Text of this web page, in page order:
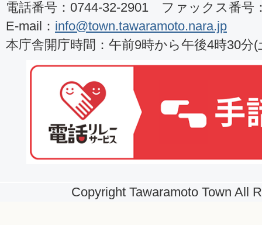
電話番号：0744-32-2901 ファックス番号
E-mail： info@town.tawaramoto.nara.jp
本庁舎開庁時間：午前9時から午後4時30分
Copyright Tawaramoto Town All